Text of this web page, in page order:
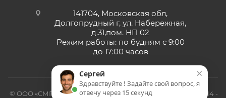
141704, Московская обл,
Долгопрудный г, ул. Набережная,
д.31,пом. НП 02
Режим работы: по будням с 9:00
до 17:00 часов
© ООО «СМП-Проект», поставка серверных запчастей, 2014 -
×
Сергей
Здравствуйте ! Задайте свой вопрос, я
отвечу через 15 секунд